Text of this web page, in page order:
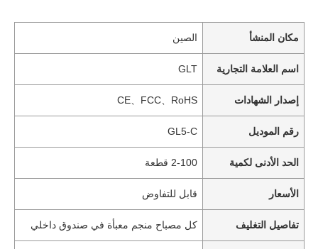
مكان المنشأ الصين
اسم العلامة التجارية GLT
إصدار الشهادات CE、FCC、RoHS
رقم الموديل GL5-C
الحد الأدنى لكمية 2-100 قطعة
الأسعار قابل للتفاوض
تفاصيل التغليف كل مصباح منجم معبأة في صندوق داخلي